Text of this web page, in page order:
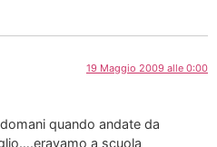
19 Maggio 2009 alle 0:00
quando andate da
a scuola